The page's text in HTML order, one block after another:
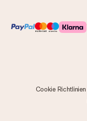
Cookie Richtlinien